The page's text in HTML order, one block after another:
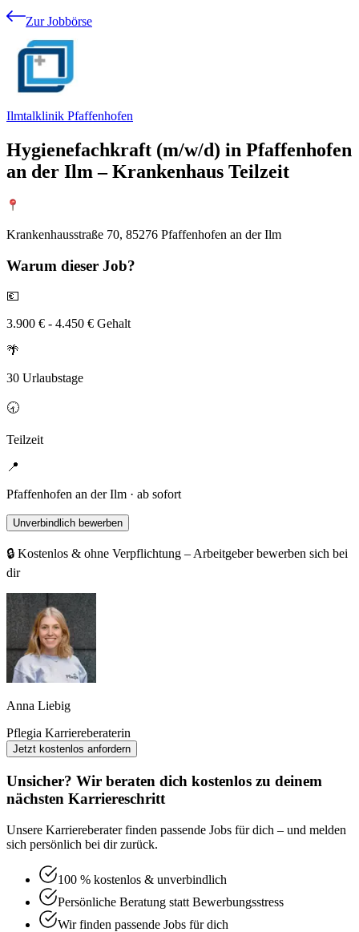
Zur Jobbörse
Ilmtalklinik Pfaffenhofen
Hygienefachkraft (m/w/d) in Pfaffenhofen
an der Ilm – Krankenhaus Teilzeit
Krankenhausstraße 70, 85276 Pfaffenhofen an der Ilm
Warum dieser Job?
💶
3.900 € - 4.450 € Gehalt
🌴
30 Urlaubstage
🕣
Teilzeit
📍
Pfaffenhofen an der Ilm · ab sofort
Unverbindlich bewerben
🔒 Kostenlos & ohne Verpflichtung – Arbeitgeber bewerben sich bei
dir
Anna Liebig
Pflegia Karriereberaterin
Jetzt kostenlos anfordern
Unsicher? Wir beraten dich kostenlos zu deinem
nächsten Karriereschritt
Unsere Karriereberater finden passende Jobs für dich – und melden
sich persönlich bei dir zurück.
100 % kostenlos & unverbindlich
Persönliche Beratung statt Bewerbungsstress
Wir finden passende Jobs für dich